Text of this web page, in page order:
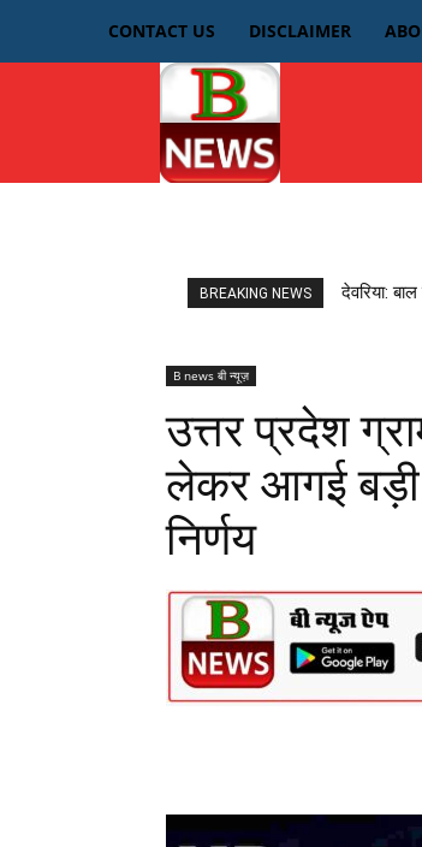
CONTACT US DISCLAIMER
BREAKING NEWS देवरिया:
B news बी न्यूज़
उत्तर प्रदेश
लेकर आगई बड़ी
निर्णय